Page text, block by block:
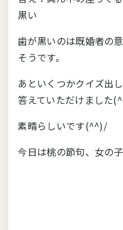
黒い
歯が黒いのは既婚者の
そうです。
あといくつかクイズ出
答えていただけました
素晴らしいです(^^)/
今日は桃の節句、女の